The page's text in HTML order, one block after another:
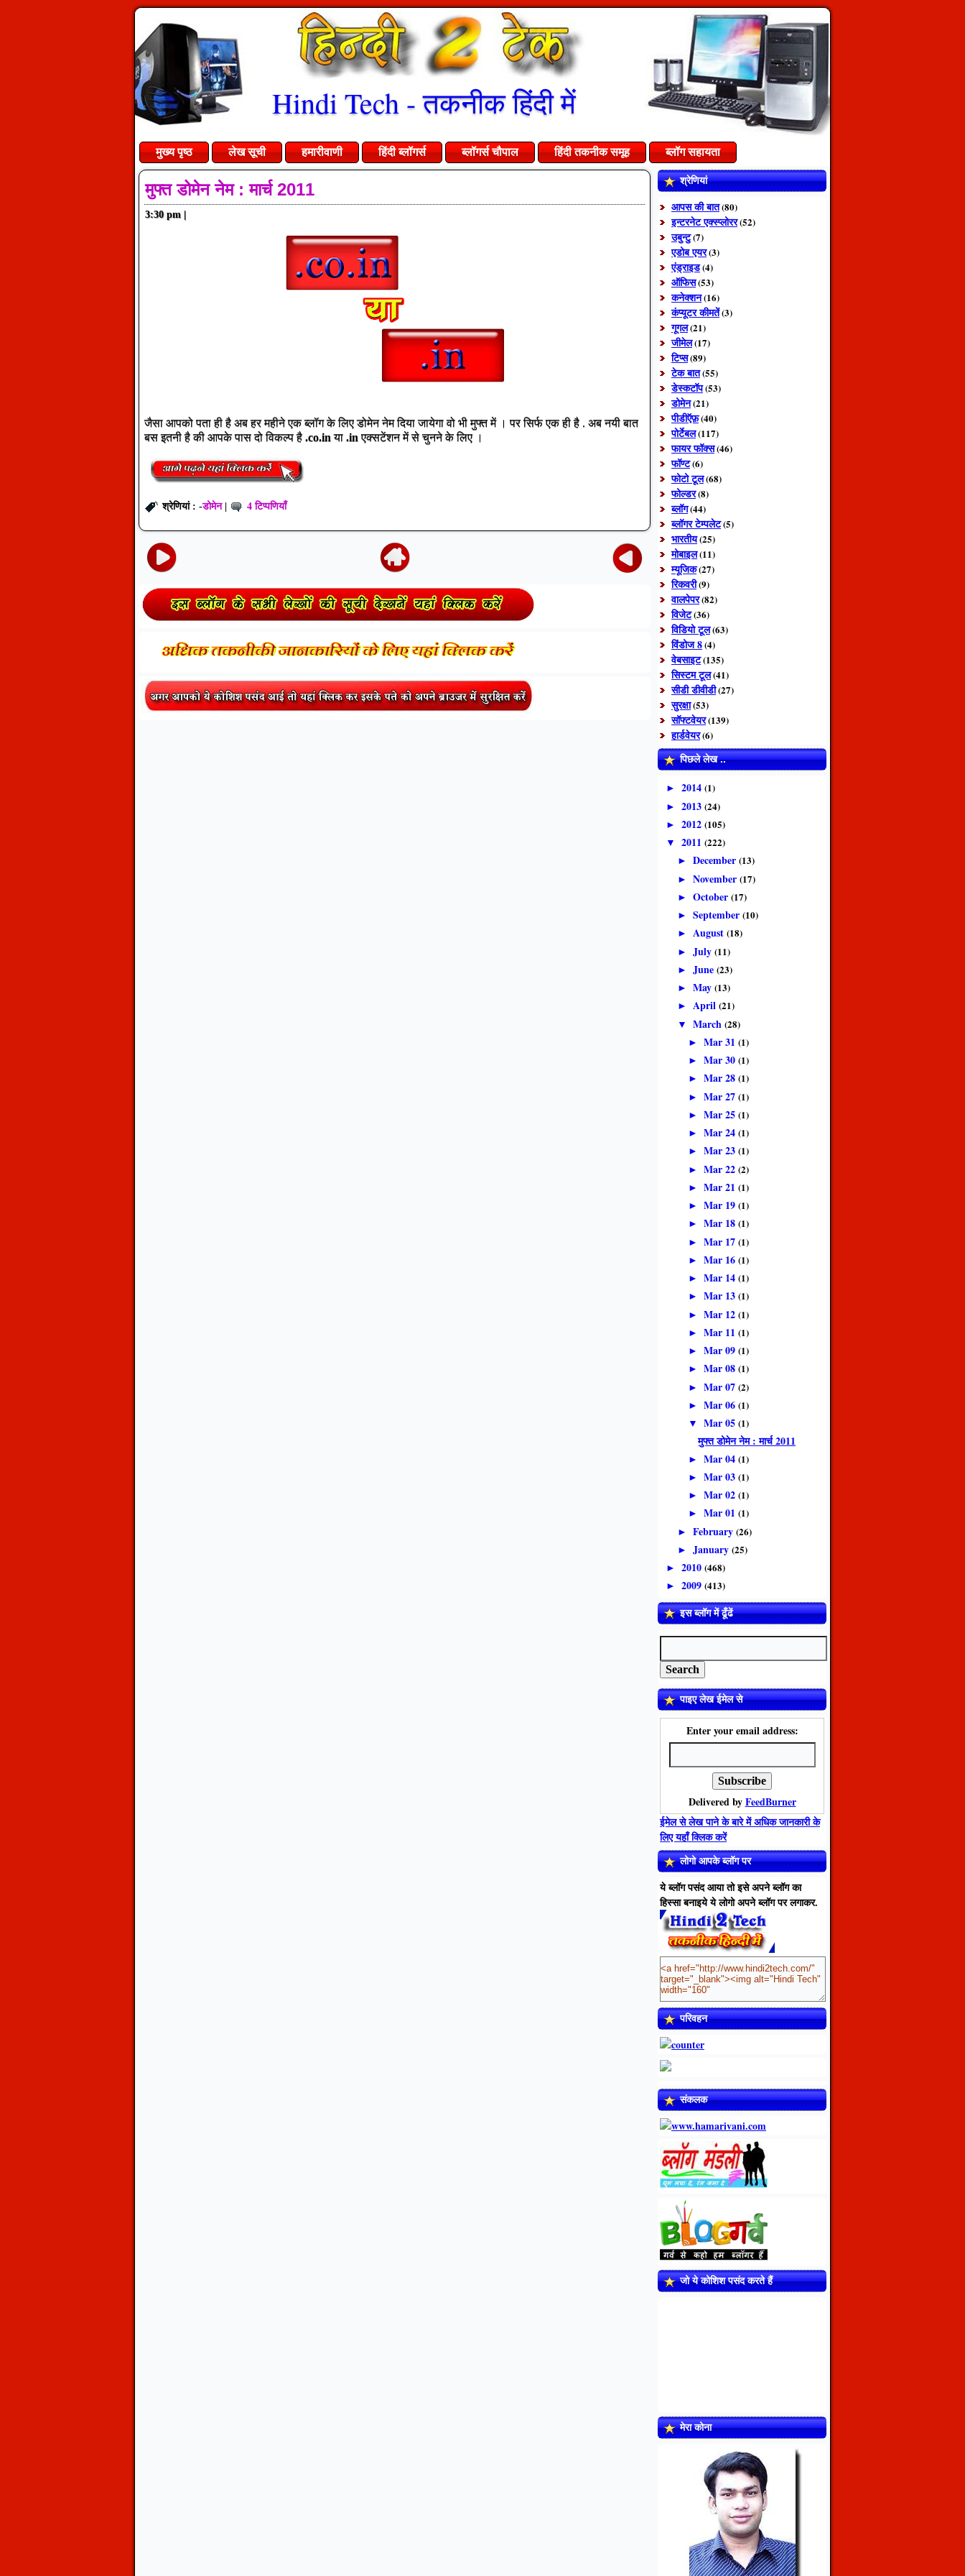
Hindi Tech - तकनीक हिंदी में
मुख्य पृष्ठ लेख सूची हमारीवाणी हिंदी ब्लॉगर्स ब्लॉगर्स चौपाल हिंदी तकनीक समूह ब्लॉग सहायता
मुफ्त डोमेन नेम : मार्च 2011
3:30 pm |
जैसा आपको पता ही है अब हर महीने एक ब्लॉग के लिए डोमेन नेम दिया जायेगा वो भी मुफ्त में । पर सिर्फ एक ही है . अब नयी बात
बस इतनी है की आपके पास दो विकल्प है .co.in या .in एक्सटेंशन में से चुनने के लिए ।
श्रेणियां : -डोमेन| 4 टिप्पणियाँ
श्रेणियां
आपस की बात(80)
इन्टरनेट एक्स्प्लोरर(52)
उबुन्टु(7)
एडोब एयर(3)
एंड्राइड(4)
ऑफिस(53)
कनेक्शन(16)
कंप्यूटर कीमतें(3)
गूगल(21)
जीमेल(17)
टिप्स(89)
टेक बात(55)
डेस्कटॉप(53)
डोमेन(21)
पीडीऍफ़(40)
पोर्टेबल(117)
फायर फॉक्स(46)
फॉण्ट(6)
फोटो टूल(68)
फोल्डर(8)
ब्लॉग(44)
ब्लॉगर टेम्पलेट(5)
भारतीय(25)
मोबाइल(11)
म्यूजिक(27)
रिकवरी(9)
वालपेपर(82)
विजेट(36)
विडियो टूल(63)
विंडोज 8(4)
वेबसाइट(135)
सिस्टम टूल(41)
सीडी डीवीडी(27)
सुरक्षा(53)
सॉफ्टवेयर(139)
हार्डवेयर(6)
पिछले लेख ..
► 2014 (1)
► 2013 (24)
► 2012 (105)
▼ 2011 (222)
► December (13)
► November (17)
► October (17)
► September (10)
► August (18)
► July (11)
► June (23)
► May (13)
► April (21)
▼ March (28)
►Mar 31(1)
►Mar 30(1)
►Mar 28(1)
►Mar 27(1)
►Mar 25(1)
►Mar 24(1)
►Mar 23(1)
►Mar 22(2)
►Mar 21(1)
►Mar 19(1)
►Mar 18(1)
►Mar 17(1)
►Mar 16(1)
►Mar 14(1)
►Mar 13(1)
►Mar 12(1)
►Mar 11(1)
►Mar 09(1)
►Mar 08(1)
►Mar 07(2)
►Mar 06(1)
▼Mar 05(1)
मुफ्त डोमेन नेम : मार्च 2011
►Mar 04(1)
►Mar 03(1)
►Mar 02(1)
►Mar 01(1)
► February (26)
► January (25)
► 2010 (468)
► 2009 (413)
इस ब्लॉग में ढूँढें
पाइए लेख ईमेल से
Enter your email address:
Delivered byFeedBurner
ईमेल से लेख पाने के बारे में अधिक जानकारी के
लिए यहाँ क्लिक करें
लोगो आपके ब्लॉग पर
ये ब्लॉग पसंद आया तो इसे अपने ब्लॉग का
हिस्सा बनाइये ये लोगो अपने ब्लॉग पर लगाकर.
परिवहन
संकलक
जो ये कोशिश पसंद करते हैं
मेरा कोना